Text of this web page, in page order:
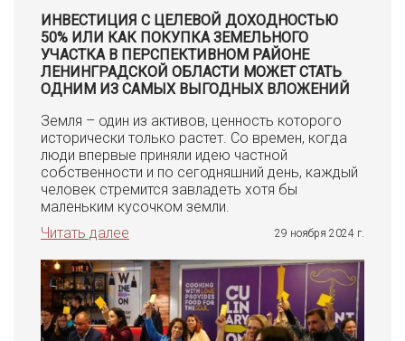
ИНВЕСТИЦИЯ С ЦЕЛЕВОЙ ДОХОДНОСТЬЮ
50% ИЛИ КАК ПОКУПКА ЗЕМЕЛЬНОГО
УЧАСТКА В ПЕРСПЕКТИВНОМ РАЙОНЕ
ЛЕНИНГРАДСКОЙ ОБЛАСТИ МОЖЕТ СТАТЬ
ОДНИМ ИЗ САМЫХ ВЫГОДНЫХ ВЛОЖЕНИЙ
Земля – один из активов, ценность которого
исторически только растет. Со времен, когда
люди впервые приняли идею частной
собственности и по сегодняшний день, каждый
человек стремится завладеть хотя бы
маленьким кусочком земли.
Читать далее
29 ноября 2024 г.